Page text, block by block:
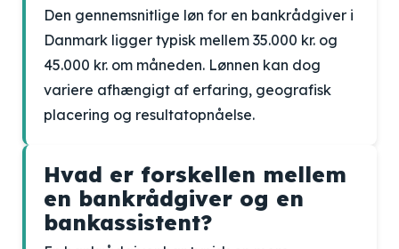
Den gennemsnitlige løn for en bankrådgiver i
Danmark ligger typisk mellem 35.000 kr. og
45.000 kr. om måneden. Lønnen kan dog
variere afhængigt af erfaring, geografisk
placering og resultatopnåelse.
Hvad er forskellen mellem
en bankrådgiver og en
bankassistent?